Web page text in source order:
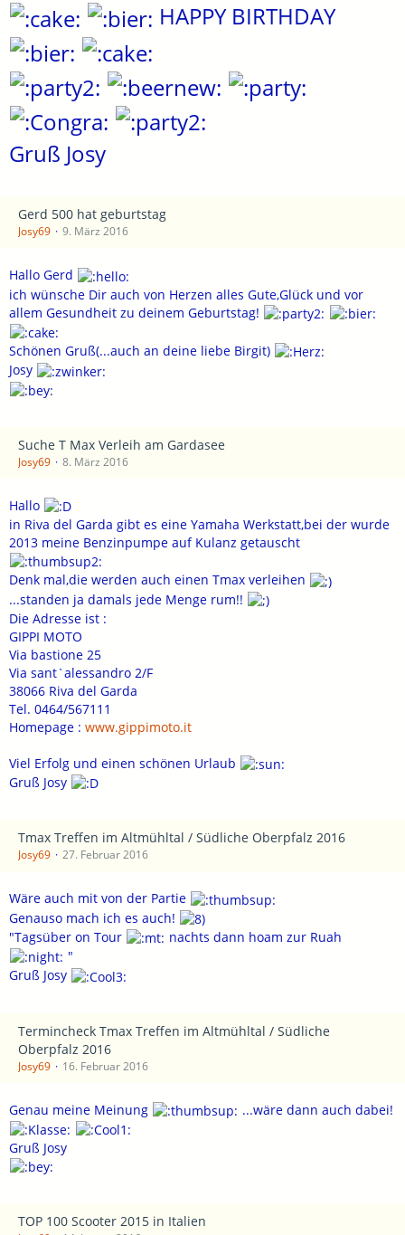
HAPPY BIRTHDAY
Gruß Josy
Gerd 500 hat geburtstag
Josy69 9. März 2016
Hallo Gerd
ich wünsche Dir auch von Herzen alles Gute,Glück und vor
allem Gesundheit zu deinem Geburtstag!
Schönen Gruß(...auch an deine liebe Birgit)
Josy
Suche T Max Verleih am Gardasee
Josy69 8. März 2016
Hallo
in Riva del Garda gibt es eine Yamaha Werkstatt,bei der wurde
2013 meine Benzinpumpe auf Kulanz getauscht
Denk mal,die werden auch einen Tmax verleihen
...standen ja damals jede Menge rum!!
Die Adresse ist :
GIPPI MOTO
Via bastione 25
Via sant`alessandro 2/F
38066 Riva del Garda
Tel. 0464/567111
Homepage : www.gippimoto.it
Viel Erfolg und einen schönen Urlaub
Gruß Josy
Tmax Treffen im Altmühltal / Südliche Oberpfalz 2016
Josy69 27. Februar 2016
Wäre auch mit von der Partie
Genauso mach ich es auch!
"Tagsüber on Tour
nachts dann hoam zur Ruah
"
Gruß Josy
Termincheck Tmax Treffen im Altmühltal / Südliche
Oberpfalz 2016
Josy69 16. Februar 2016
Genau meine Meinung ...wäre dann auch dabei!
Gruß Josy
TOP 100 Scooter 2015 in Italien